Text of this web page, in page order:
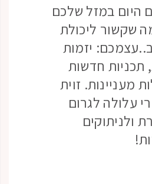
היום במזל שלכם
שקשור ליכולת
יזמות
תכניות חדשות
מעניינות. זוית
עלולה לגרום
ולניתוקים